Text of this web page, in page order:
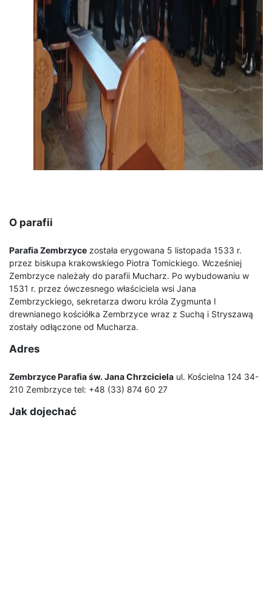
O parafii
Parafia Zembrzyce została erygowana 5 listopada 1533 r.
przez biskupa krakowskiego Piotra Tomickiego. Wcześniej
Zembrzyce należały do parafii Mucharz. Po wybudowaniu w
1531 r. przez ówczesnego właściciela wsi Jana
Zembrzyckiego, sekretarza dworu króla Zygmunta I
drewnianego kościółka Zembrzyce wraz z Suchą i Stryszawą
zostały odłączone od Mucharza.
Adres
Zembrzyce Parafia św. Jana Chrzciciela ul. Kościelna 124 34-
210 Zembrzyce tel: +48 (33) 874 60 27
Jak dojechać